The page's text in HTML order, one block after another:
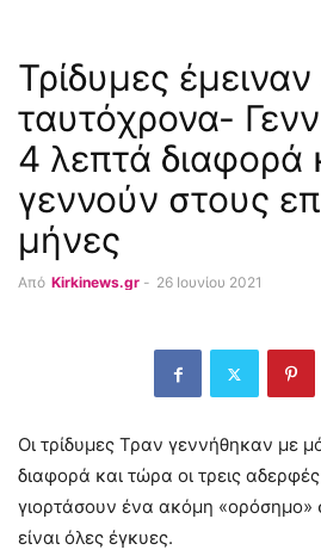
Τρίδυμες
ταυτόχρονα-
4 λεπτά διαφορά
γεννούν στους
μήνες
Από Kirkinews.gr - 26 Ιουνίου 2021
Οι τρίδυμες Τραν γεννήθηκαν με
διαφορά και τώρα οι τρεις
γιορτάσουν ένα ακόμη
είναι όλες έγκυες.